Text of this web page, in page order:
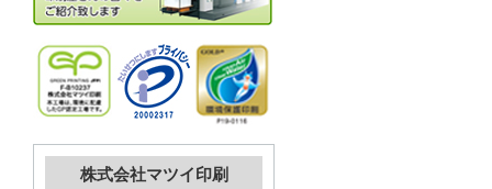
株式会社マツイ印刷